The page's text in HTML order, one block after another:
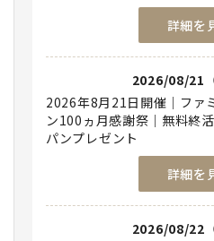
詳細を
2026/08/21
2026年8月21日開催｜ファ
ン100ヵ月感謝祭｜無料終
パンプレゼント
詳細を
2026/08/22